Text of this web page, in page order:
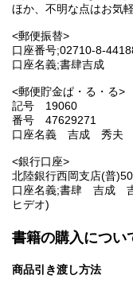
ほか、不明な点はお気
<郵便振替>
口座番号;02710-8-
口座名義;書肆吉成
<郵便貯金ぱ・る・る>
記号 19060
番号 47629271
口座名義 吉成 秀夫
<銀行口座>
北陸銀行西岡支店(普
口座名義;書肆 吉成
ヒデオ)
書籍の購入につい
商品引き渡し方法